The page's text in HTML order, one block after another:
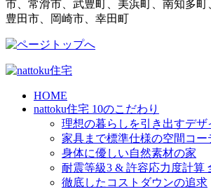
市、常滑市、武豊町、美浜町、南知多町
豊田市、岡崎市、幸田町
HOME
nattoku住宅 10のこだわり
理想の暮らしを引き出すデザ
家具まで標準仕様の空間コー
身体に優しい自然素材の家
耐震等級3 & 許容応力度計算
徹底したコストダウンの追求